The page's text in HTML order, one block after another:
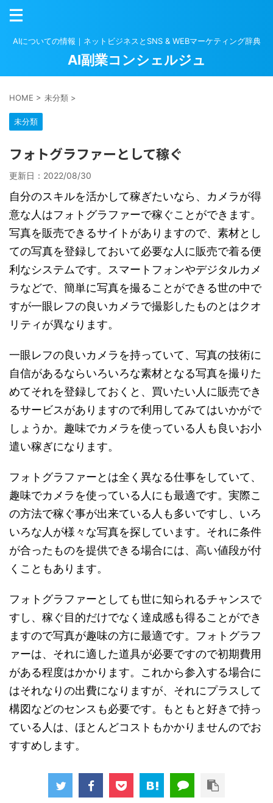
AIについての情報｜ネットビジネスとSNS & WEBマーケティング辞典
AI副業コンシェルジュ
HOME > 未分類 >
未分類
フォトグラファーとして稼ぐ
更新日： 2022/08/30
自分のスキルを活かして稼ぎたいなら、カメラが得
意な人はフォトグラファーで稼ぐことができます。
写真を販売できるサイトがありますので、素材とし
ての写真を登録しておいて必要な人に販売で着る便
利なシステムです。スマートフォンやデジタルカメ
ラなどで、簡単に写真を撮ることができる世の中で
すが一眼レフの良いカメラで撮影したものとはクオ
リティが異なります。
一眼レフの良いカメラを持っていて、写真の技術に
自信があるならいろいろな素材となる写真を撮りた
めてそれを登録しておくと、買いたい人に販売でき
るサービスがありますので利用してみてはいかがで
しょうか。趣味でカメラを使っている人も良いお小
遣い稼ぎになります。
フォトグラファーとは全く異なる仕事をしていて、
趣味でカメラを使っている人にも最適です。実際こ
の方法で稼ぐ事が出来ている人も多いですし、いろ
いろな人が様々な写真を探しています。それに条件
が合ったものを提供できる場合には、高い値段が付
くこともあります。
フォトグラファーとしても世に知られるチャンスで
すし、稼ぐ目的だけでなく達成感も得ることができ
ますので写真が趣味の方に最適です。フォトグラフ
ァーは、それに適した道具が必要ですので初期費用
がある程度はかかります。これから参入する場合に
はそれなりの出費になりますが、それにプラスして
構図などのセンスも必要です。もともと好きで持っ
ている人は、ほとんどコストもかかりませんのでお
すすめします。